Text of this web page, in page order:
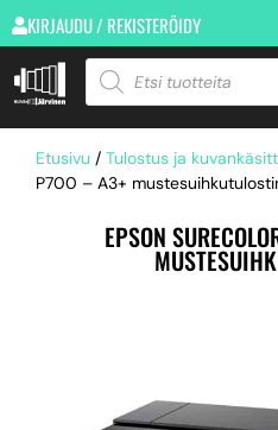
KIRJAUDU / REKISTERÖIDY
Etusivu / Tulostus ja
P700 – A3+
EPSON